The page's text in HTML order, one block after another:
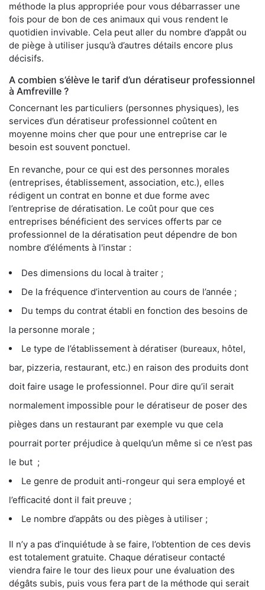
méthode la plus appropriée pour vous débarrasser une
fois pour de bon de ces animaux qui vous rendent le
quotidien invivable. Cela peut aller du nombre d’appât ou
de piège à utiliser jusqu’à d’autres détails encore plus
décisifs.
A combien s’élève le tarif d’un dératiseur professionnel
à Amfreville ?
Concernant les particuliers (personnes physiques), les
services d’un dératiseur professionnel coûtent en
moyenne moins cher que pour une entreprise car le
besoin est souvent ponctuel.
En revanche, pour ce qui est des personnes morales
(entreprises, établissement, association, etc.), elles
rédigent un contrat en bonne et due forme avec
l’entreprise de dératisation. Le coût pour que ces
entreprises bénéficient des services offerts par ce
professionnel de la dératisation peut dépendre de bon
nombre d’éléments à l'instar :
Des dimensions du local à traiter ;
De la fréquence d’intervention au cours de l’année ;
Du temps du contrat établi en fonction des besoins de
la personne morale ;
Le type de l’établissement à dératiser (bureaux, hôtel,
bar, pizzeria, restaurant, etc.) en raison des produits dont
doit faire usage le professionnel. Pour dire qu’il serait
normalement impossible pour le dératiseur de poser des
pièges dans un restaurant par exemple vu que cela
pourrait porter préjudice à quelqu’un même si ce n’est pas
le but ;
Le genre de produit anti-rongeur qui sera employé et
l’efficacité dont il fait preuve ;
Le nombre d’appâts ou des pièges à utiliser ;
Il n’y a pas d’inquiétude à se faire, l’obtention de ces devis
est totalement gratuite. Chaque dératiseur contacté
viendra faire le tour des lieux pour une évaluation des
dégâts subis, puis vous fera part de la méthode qui serait